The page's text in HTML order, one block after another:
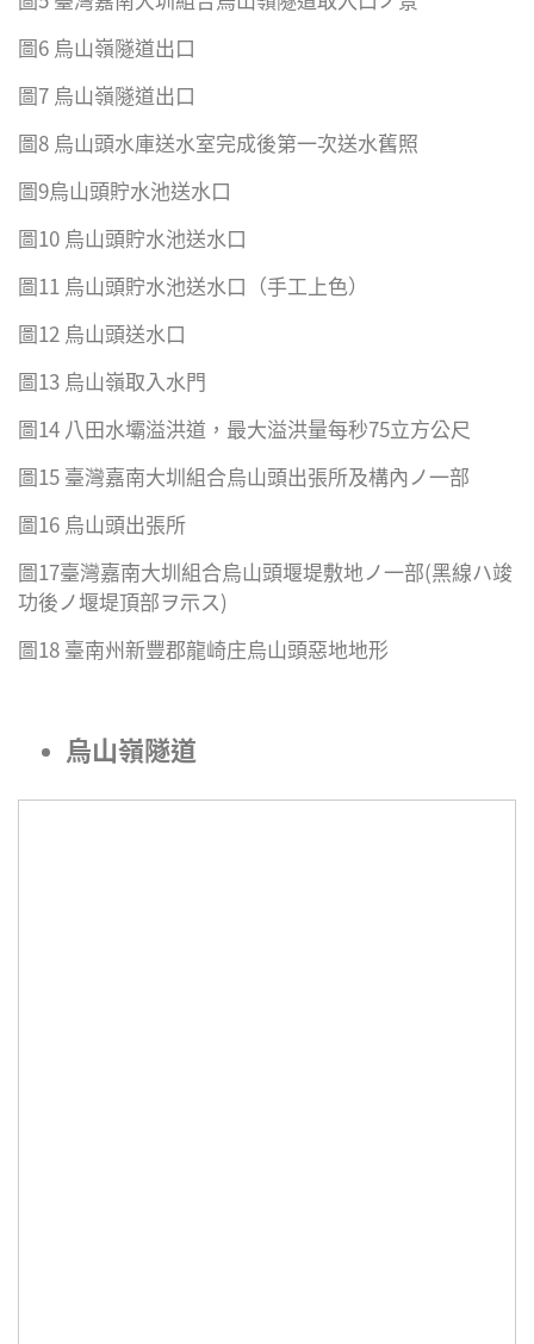
圖6 烏山嶺隧道出口
圖7 烏山嶺隧道出口
圖8 烏山頭水庫送水室完成後第一次送水舊照
圖9烏山頭貯水池送水口
圖10 烏山頭貯水池送水口
圖11 烏山頭貯水池送水口（手工上色）
圖12 烏山頭送水口
圖13 烏山嶺取入水門
圖14 八田水壩溢洪道，最大溢洪量每秒75立方公尺
圖15 臺灣嘉南大圳組合烏山頭出張所及構內ノ一部
圖16 烏山頭出張所
圖17臺灣嘉南大圳組合烏山頭堰堤敷地ノ一部(黑線ハ竣
功後ノ堰堤頂部ヲ示ス)
圖18 臺南州新豐郡龍崎庄烏山頭惡地地形
烏山嶺隧道